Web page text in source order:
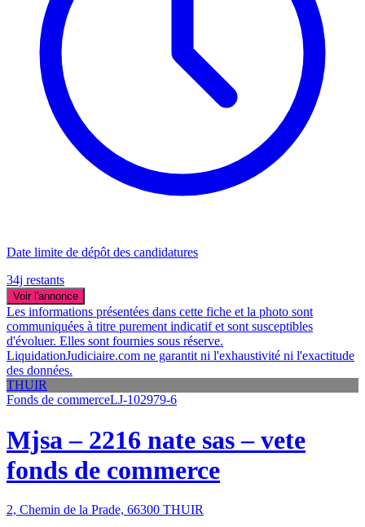
Date limite de dépôt des candidatures
34j restants
Voir l'annonce
Les informations présentées dans cette fiche et la photo sont
communiquées à titre purement indicatif et sont susceptibles
d'évoluer. Elles sont fournies sous réserve.
LiquidationJudiciaire.com ne garantit ni l'exhaustivité ni l'exactitude
des données.
THUIR
Fonds de commerceLJ-102979-6
Mjsa – 2216 nate sas – vete
fonds de commerce
2, Chemin de la Prade, 66300 THUIR